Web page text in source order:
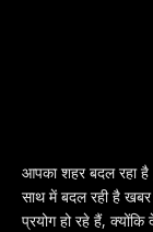
आपका शहर बदल रहा
साथ में बदल रही है
प्रयोग हो रहे हैं,